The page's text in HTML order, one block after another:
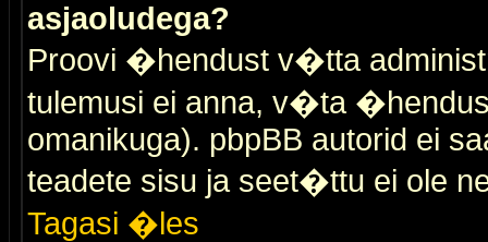
asjaoludega?
Proovi �hendust v�tta
tulemusi ei anna, v�ta
omanikuga). pbpBB autorid ei
teadete sisu ja seet�ttu ei ole
Tagasi �les